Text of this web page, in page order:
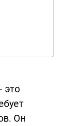
это
Он